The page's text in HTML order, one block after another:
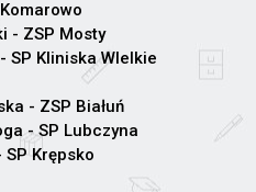
- ZSP Mosty
SP Kliniska WIelkie
- ZSP Białuń
- SP Lubczyna
SP Krępsko